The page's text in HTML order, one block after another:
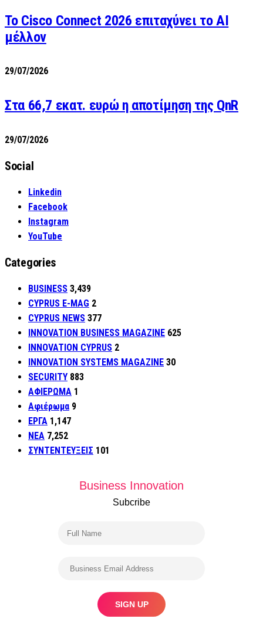
Το Cisco Connect 2026 επιταχύνει το AI
μέλλον
29/07/2026
Στα 66,7 εκατ. ευρώ η αποτίμηση της QnR
29/07/2026
Social
Linkedin
Facebook
Instagram
YouTube
Categories
BUSINESS 3,439
CYPRUS E-MAG 2
CYPRUS NEWS 377
INNOVATION BUSINESS MAGAZINE 625
INNOVATION CYPRUS 2
INNOVATION SYSTEMS MAGAZINE 30
SECURITY 883
ΑΦΙΕΡΩΜΑ 1
Αφιέρωμα 9
ΕΡΓΑ 1,147
ΝΕΑ 7,252
ΣΥΝΤΕΝΤΕΥΞΕΙΣ 101
Business Innovation
Subcribe